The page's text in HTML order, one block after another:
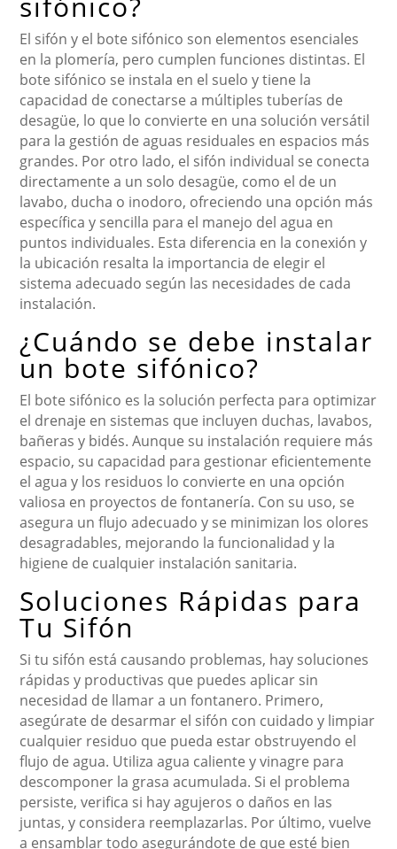
El sifón y el bote sifónico son elementos esenciales
en la plomería, pero cumplen funciones distintas. El
bote sifónico se instala en el suelo y tiene la
capacidad de conectarse a múltiples tuberías de
desagüe, lo que lo convierte en una solución versátil
para la gestión de aguas residuales en espacios más
grandes. Por otro lado, el sifón individual se conecta
directamente a un solo desagüe, como el de un
lavabo, ducha o inodoro, ofreciendo una opción más
específica y sencilla para el manejo del agua en
puntos individuales. Esta diferencia en la conexión y
la ubicación resalta la importancia de elegir el
sistema adecuado según las necesidades de cada
instalación.
¿Cuándo se debe instalar
un bote sifónico?
El bote sifónico es la solución perfecta para optimizar
el drenaje en sistemas que incluyen duchas, lavabos,
bañeras y bidés. Aunque su instalación requiere más
espacio, su capacidad para gestionar eficientemente
el agua y los residuos lo convierte en una opción
valiosa en proyectos de fontanería. Con su uso, se
asegura un flujo adecuado y se minimizan los olores
desagradables, mejorando la funcionalidad y la
higiene de cualquier instalación sanitaria.
Soluciones Rápidas para
Tu Sifón
Si tu sifón está causando problemas, hay soluciones
rápidas y productivas que puedes aplicar sin
necesidad de llamar a un fontanero. Primero,
asegúrate de desarmar el sifón con cuidado y limpiar
cualquier residuo que pueda estar obstruyendo el
flujo de agua. Utiliza agua caliente y vinagre para
descomponer la grasa acumulada. Si el problema
persiste, verifica si hay agujeros o daños en las
juntas, y considera reemplazarlas. Por último, vuelve
a ensamblar todo asegurándote de que esté bien